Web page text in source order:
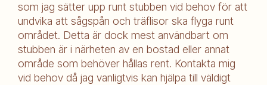
som jag sätter upp runt stubben vid behov för att
undvika att sågspån och träflisor ska flyga runt
området. Detta är dock mest användbart om
stubben är i närheten av en bostad eller annat
område som behöver hållas rent. Kontakta mig
vid behov då jag vanligtvis kan hjälpa till väldigt